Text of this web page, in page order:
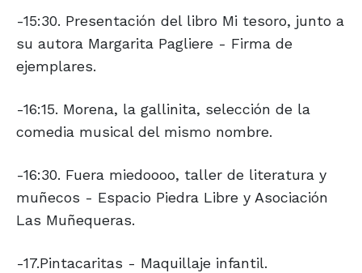
-15:30. Presentación del libro Mi tesoro, junto a
su autora Margarita Pagliere - Firma de
ejemplares.
-16:15. Morena, la gallinita, selección de la
comedia musical del mismo nombre.
-16:30. Fuera miedoooo, taller de literatura y
muñecos - Espacio Piedra Libre y Asociación
Las Muñequeras.
-17.Pintacaritas - Maquillaje infantil.